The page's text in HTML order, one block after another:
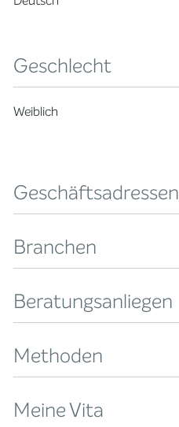
Geschlecht
Weiblich
Geschäftsadressen
Branchen
Beratungsanliegen
Methoden
Meine Vita